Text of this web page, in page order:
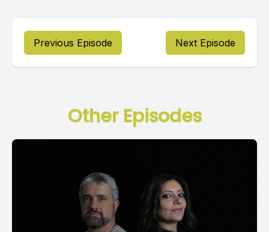
Previous Episode Next Episode
Other Episodes